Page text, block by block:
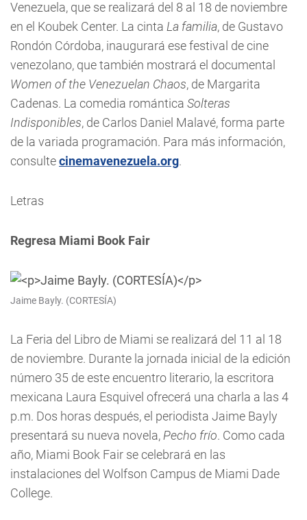
Venezuela, que se realizará del 8 al 18 de noviembre
en el Koubek Center. La cinta La familia, de Gustavo
Rondón Córdoba, inaugurará ese festival de cine
venezolano, que también mostrará el documental
Women of the Venezuelan Chaos, de Margarita
Cadenas. La comedia romántica Solteras
Indisponibles, de Carlos Daniel Malavé, forma parte
de la variada programación. Para más información,
consultecinemavenezuela.org.
Letras
Regresa Miami Book Fair
Jaime Bayly. (CORTESÍA)
La Feria del Libro de Miami se realizará del 11 al 18
de noviembre. Durante la jornada inicial de la edición
número 35 de este encuentro literario, la escritora
mexicana Laura Esquivel ofrecerá una charla a las 4
p.m. Dos horas después, el periodista Jaime Bayly
presentará su nueva novela, Pecho frío. Como cada
año, Miami Book Fair se celebrará en las
instalaciones del Wolfson Campus de Miami Dade
College.